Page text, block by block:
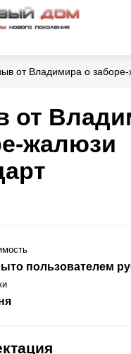
от Владимира о
от
жалюзи
пользователем